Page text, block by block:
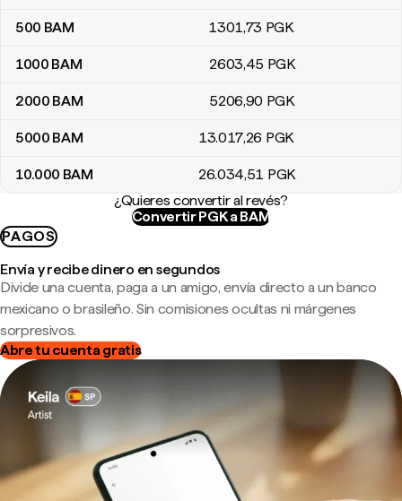
500 BAM 1301,73 PGK
1000 BAM 2603,45 PGK
2000 BAM 5206,90 PGK
5000 BAM 13.017,26 PGK
10.000 BAM 26.034,51 PGK
¿Quieres convertir al revés?
Convertir PGK a BAM
PAGOS
Envía y recibe dinero en segundos
Divide una cuenta, paga a un amigo, envía directo a un banco
mexicano o brasileño. Sin comisiones ocultas ni márgenes
sorpresivos.
Abre tu cuenta gratis